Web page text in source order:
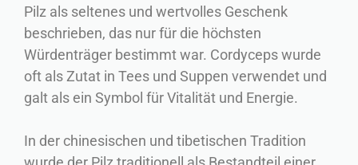
Pilz als seltenes und wertvolles Geschenk
beschrieben, das nur für die höchsten
Würdenträger bestimmt war. Cordyceps wurde
oft als Zutat in Tees und Suppen verwendet und
galt als ein Symbol für Vitalität und Energie.
In der chinesischen und tibetischen Tradition